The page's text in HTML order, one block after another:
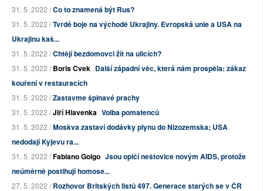
31. 5. 2022 /Co to znamená být Rus?
31. 5. 2022 /Tvrdé boje na východě Ukrajiny. Evropská unie a USA na
Ukrajinu kaš...
31. 5. 2022 /Chtějí bezdomovci žít na ulicích?
31. 5. 2022 /Boris Cvek Další západní věc, která nám prospěla: zákaz
kouření v restauracích
31. 5. 2022 /Zastavme špinavé prachy
31. 5. 2022 /Jiří Hlavenka Volba pomatenců
31. 5. 2022 /Moskva zastaví dodávky plynu do Nizozemska; USA
nedodají Kyjevu ra...
31. 5. 2022 /Fabiano Golgo Jsou opičí neštovice novým AIDS, protože
neúměrně postihují homose...
27. 5. 2022 /Rozhovor Britských listů 497. Generace starých se v ČR